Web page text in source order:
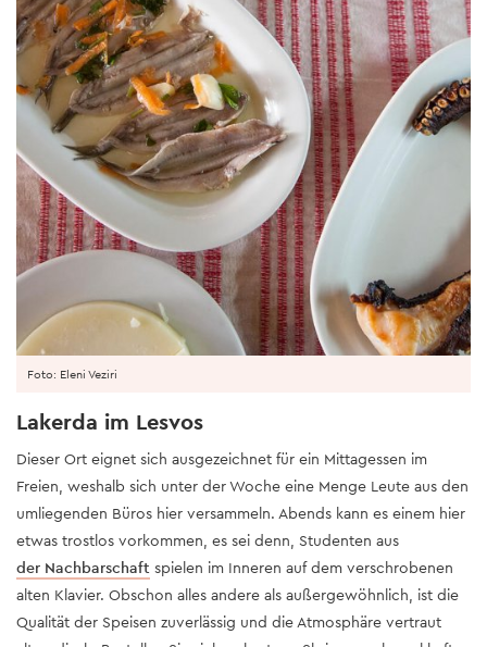
Foto: Eleni Veziri
Lakerda im Lesvos
Dieser Ort eignet sich ausgezeichnet für ein Mittagessen im
Freien, weshalb sich unter der Woche eine Menge Leute aus den
umliegenden Büros hier versammeln. Abends kann es einem hier
etwas trostlos vorkommen, es sei denn, Studenten aus
der Nachbarschaft spielen im Inneren auf dem verschrobenen
alten Klavier. Obschon alles andere als außergewöhnlich, ist die
Qualität der Speisen zuverlässig und die Atmosphäre vertraut